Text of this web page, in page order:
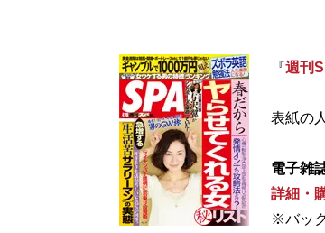
『週刊
表紙の
電子雑
詳細・
※バッ